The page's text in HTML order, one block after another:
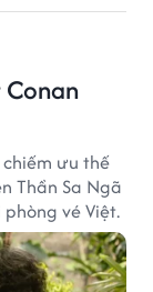
ưu thế
Thần Sa Ngã
vé Việt.